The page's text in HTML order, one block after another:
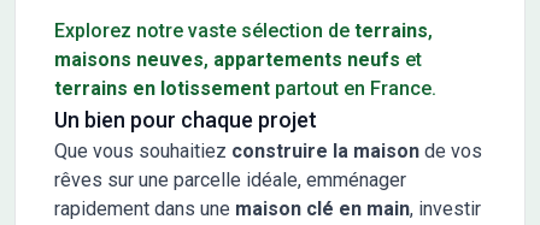
Explorez notre vaste sélection de terrains,
maisons neuves, appartements neufs et
terrains en lotissement partout en France.
Un bien pour chaque projet
Que vous souhaitiez construire la maison de vos
rêves sur une parcelle idéale, emménager
rapidement dans une maison clé en main, investir